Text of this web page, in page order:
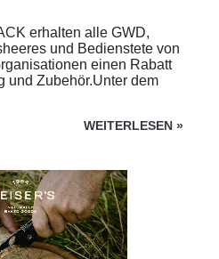
erhalten alle GWD,
und Bedienstete von
einen Rabatt
und Zubehör.Unter dem
WEITERLESEN »